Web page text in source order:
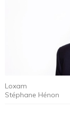
Loxam
Stéphane Hénon